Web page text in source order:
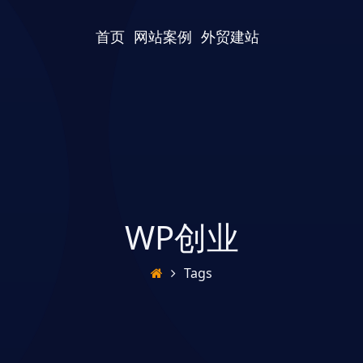
首页 网站案例 外贸建站
WP创业
Tags